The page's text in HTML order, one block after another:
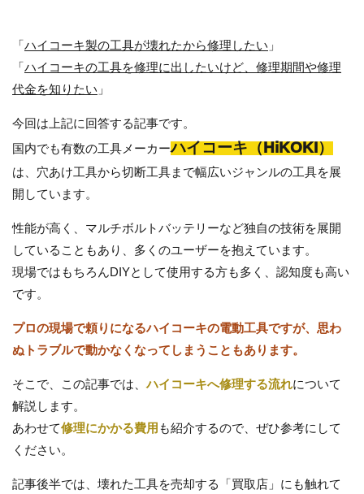
「ハイコーキ製の工具が壊れたから修理したい 」
「ハイコーキの工具を修理に出したいけど、修理期間や修理
代金を知りたい 」
今回は上記に回答する記事です。
国内でも有数の工具メーカーハイコーキ（HiKOKI）
は、穴あけ工具から切断工具まで幅広いジャンルの工具を展
開しています。
性能が高く、マルチボルトバッテリーなど独自の技術を展開
していることもあり、多くのユーザーを抱えています。
現場ではもちろんDIYとして使用する方も多く、認知度も高い
です。
プロの現場で頼りになるハイコーキの電動工具ですが、思わ
ぬトラブルで動かなくなってしまうこともあります。
そこで、この記事では、ハイコーキへ修理する流れについて
解説します。
あわせて修理にかかる費用 も紹介するので、ぜひ参考にして
ください。
記事後半では、壊れた工具を売却する「買取店」にも触れて